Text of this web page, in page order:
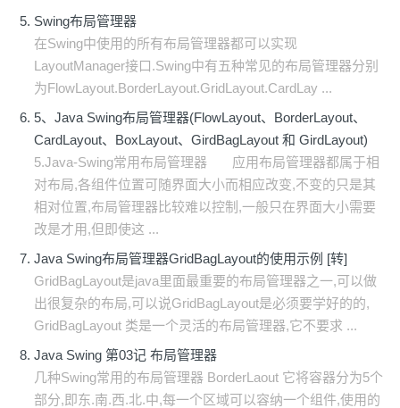
Swing布局管理器
在Swing中使用的所有布局管理器都可以实现
LayoutManager接口.Swing中有五种常见的布局管理器分别
为FlowLayout.BorderLayout.GridLayout.CardLay ...
5、Java Swing布局管理器(FlowLayout、BorderLayout、
CardLayout、BoxLayout、GirdBagLayout 和 GirdLayout)
5.Java-Swing常用布局管理器 应用布局管理器都属于相
对布局,各组件位置可随界面大小而相应改变,不变的只是其
相对位置,布局管理器比较难以控制,一般只在界面大小需要
改是才用,但即使这 ...
Java Swing布局管理器GridBagLayout的使用示例 [转]
GridBagLayout是java里面最重要的布局管理器之一,可以做
出很复杂的布局,可以说GridBagLayout是必须要学好的的,
GridBagLayout 类是一个灵活的布局管理器,它不要求 ...
Java Swing 第03记 布局管理器
几种Swing常用的布局管理器 BorderLaout 它将容器分为5个
部分,即东.南.西.北.中,每一个区域可以容纳一个组件,使用的